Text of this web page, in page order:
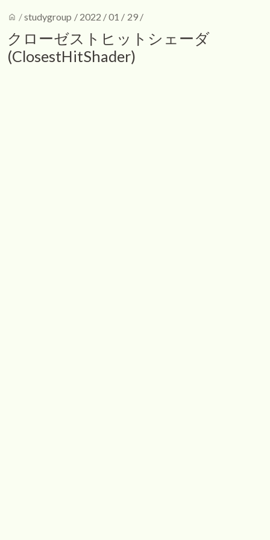
home /studygroup / 2022 /01 / 29 /
クローゼストヒットシェーダ
(ClosestHitShader)